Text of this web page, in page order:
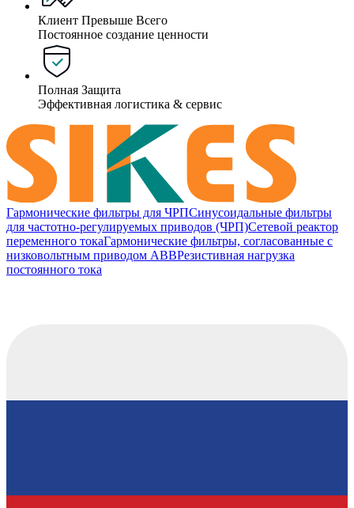
Клиент Превыше Всего
Постоянное создание ценности
Полная Защита
Эффективная логистика & сервис
Гармонические фильтры для ЧРПСинусоидальные фильтры
для частотно-регулируемых приводов (ЧРП)Сетевой реактор
переменного токаГармонические фильтры, согласованные с
низковольтным приводом ABBРезистивная нагрузка
постоянного тока